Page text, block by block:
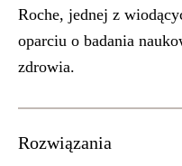
Roche, jednej z
oparciu o badania
zdrowia.
Rozwiązania